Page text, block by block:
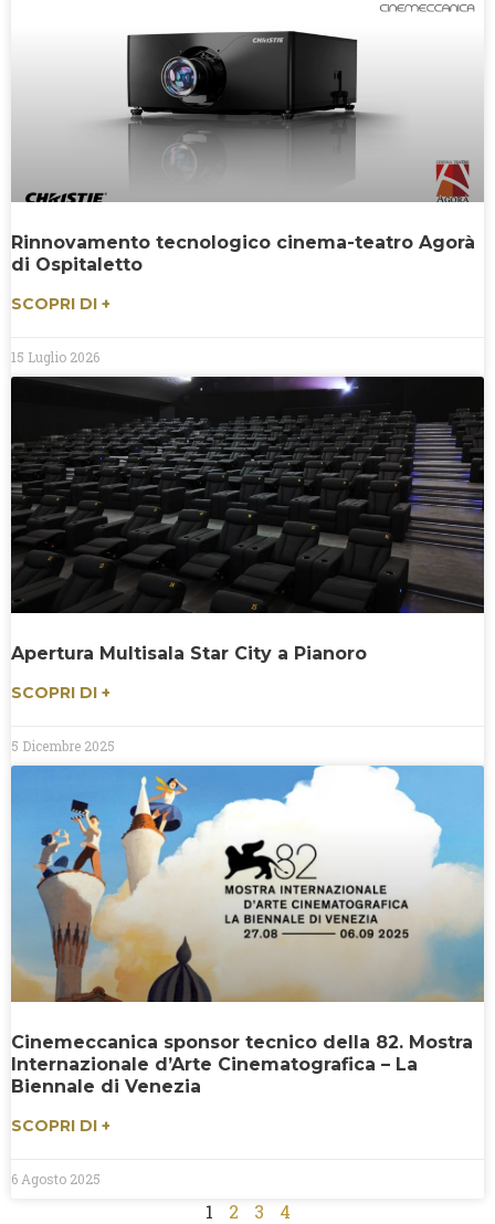
Rinnovamento tecnologico cinema-teatro Agorà
di Ospitaletto
SCOPRI DI +
15 Luglio 2026
Apertura Multisala Star City a Pianoro
SCOPRI DI +
5 Dicembre 2025
Cinemeccanica sponsor tecnico della 82. Mostra
Internazionale d’Arte Cinematografica – La
Biennale di Venezia
SCOPRI DI +
6 Agosto 2025
1 2 3 4